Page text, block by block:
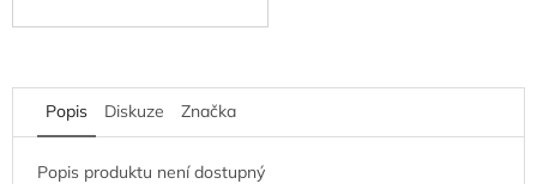
Popis Diskuze Značka
Popis produktu není dostupný